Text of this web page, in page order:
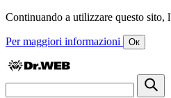
Continuando a utilizzare questo
Per maggiori informazioni Ок